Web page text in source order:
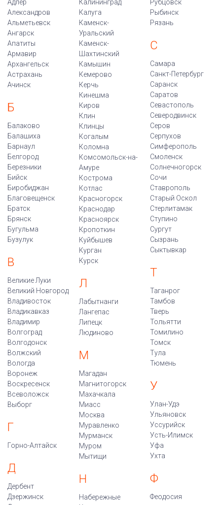
Адлер
Александров
Альметьевск
Ангарск
Апатиты
Армавир
Архангельск
Астрахань
Ачинск
Б
Балаково
Балашиха
Барнаул
Белгород
Березники
Бийск
Биробиджан
Благовещенск
Братск
Брянск
Бугульма
Бузулук
В
Великие Луки
Великий Новгород
Владивосток
Владикавказ
Владимир
Волгоград
Волгодонск
Волжский
Вологда
Воронеж
Воскресенск
Всеволожск
Выборг
Г
Горно-Алтайск
Д
Дербент
Дзержинск
Калининград
Калуга
Каменск-
Уральский
Каменск-
Шахтинский
Камышин
Кемерово
Керчь
Кинешма
Киров
Клин
Клинцы
Когалым
Коломна
Комсомольск-на-
Амуре
Кострома
Котлас
Красногорск
Краснодар
Красноярск
Кропоткин
Куйбышев
Курган
Курск
Л
Лабытнанги
Лангепас
Липецк
Людиново
М
Магадан
Магнитогорск
Махачкала
Миасс
Москва
Муравленко
Мурманск
Муром
Мытищи
Н
Набережные
Рубцовск
Рыбинск
Рязань
С
Самара
Санкт-Петербург
Саранск
Саратов
Севастополь
Северодвинск
Серов
Серпухов
Симферополь
Смоленск
Солнечногорск
Сочи
Ставрополь
Старый Оскол
Стерлитамак
Ступино
Сургут
Сызрань
Сыктывкар
Т
Таганрог
Тамбов
Тверь
Тольятти
Томилино
Томск
Тула
Тюмень
У
Улан-Удэ
Ульяновск
Уссурийск
Усть-Илимск
Уфа
Ухта
Ф
Феодосия